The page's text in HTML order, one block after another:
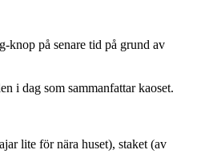
knop på senare tid på grund av
i dag som sammanfattar kaoset.
lite för nära huset), staket (av